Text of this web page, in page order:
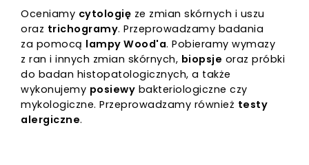
Oceniamy cytologię ze zmian skórnych i uszu
oraz trichogramy. Przeprowadzamy badania
za pomocą lampy Wood'a. Pobieramy wymazy
z ran i innych zmian skórnych, biopsje oraz próbki
do badan histopatologicznych, a także
wykonujemy posiewy bakteriologiczne czy
mykologiczne. Przeprowadzamy również testy
alergiczne.